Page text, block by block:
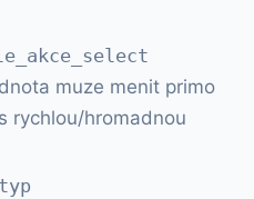
muze menit primo
rychlou/hromadnou